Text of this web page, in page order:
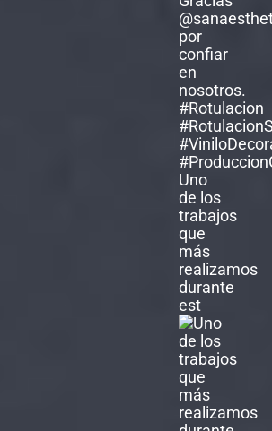
Uno
de los
trabajos
que
más
realizamos
durante
est